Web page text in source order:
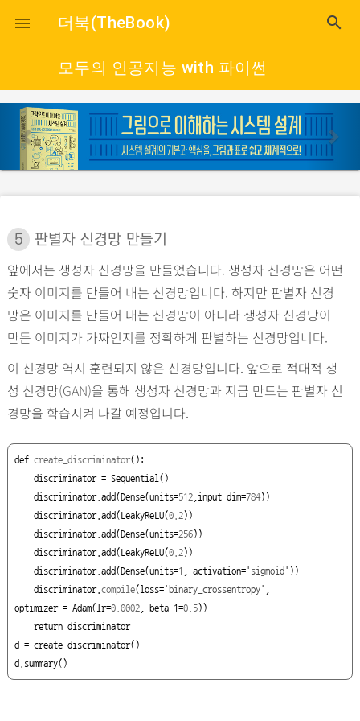
close
 더북(TheBook) search
모두의 인공지능 with 파이썬
p
r
e
o
u
s
n
e
x
5 판별자 신경망 만들기
앞에서는 생성자 신경망을 만들었습니다. 생성자 신경망은 어떤
숫자 이미지를 만들어 내는 신경망입니다. 하지만 판별자 신경
망은 이미지를 만들어 내는 신경망이 아니라 생성자 신경망이
만든 이미지가 가짜인지를 정확하게 판별하는 신경망입니다.
이 신경망 역시 훈련되지 않은 신경망입니다. 앞으로 적대적 생
성 신경망(GAN)을 통해 생성자 신경망과 지금 만드는 판별자 신
경망을 학습시켜 나갈 예정입니다.
def create_discriminator():
    discriminator.add(Dense(units=
512,input_dim=784))
    discriminator.add(LeakyReLU(
0.2))
    discriminator.add(Dense(units=
256))
    discriminator.add(LeakyReLU(
0.2))
    discriminator.add(Dense(units=
1 , activation='sigmoid' ))
    discriminator.
compile(loss='binary_crossentropy'
optimizer = Adam(lr=0.0002, beta_1=0.5))
return discriminator
d = create_discriminator()
d.summary()